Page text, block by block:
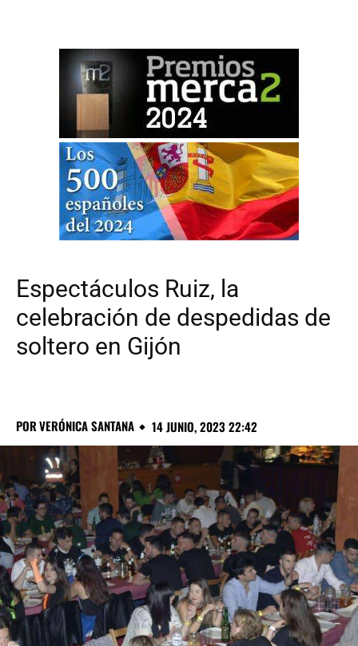
Espectáculos Ruiz, la
celebración de despedidas de
soltero en Gijón
PORVERÓNICA SANTANA 14 JUNIO, 2023 22:42